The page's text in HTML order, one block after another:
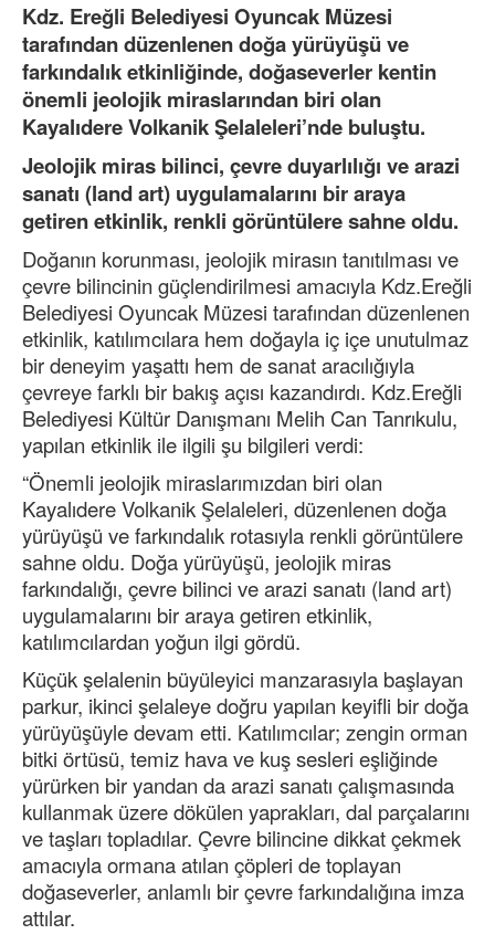
Kdz. Ereğli Belediyesi Oyuncak Müzesi
tarafından düzenlenen doğa yürüyüşü ve
farkındalık etkinliğinde, doğaseverler kentin
önemli jeolojik miraslarından biri olan
Kayalıdere Volkanik Şelaleleri’nde buluştu.
Jeolojik miras bilinci, çevre duyarlılığı ve arazi
sanatı (land art) uygulamalarını bir araya
getiren etkinlik, renkli görüntülere sahne oldu.
Doğanın korunması, jeolojik mirasın tanıtılması ve
çevre bilincinin güçlendirilmesi amacıyla Kdz.Ereğli
Belediyesi Oyuncak Müzesi tarafından düzenlenen
etkinlik, katılımcılara hem doğayla iç içe unutulmaz
bir deneyim yaşattı hem de sanat aracılığıyla
çevreye farklı bir bakış açısı kazandırdı. Kdz.Ereğli
Belediyesi Kültür Danışmanı Melih Can Tanrıkulu,
yapılan etkinlik ile ilgili şu bilgileri verdi:
“Önemli jeolojik miraslarımızdan biri olan
Kayalıdere Volkanik Şelaleleri, düzenlenen doğa
yürüyüşü ve farkındalık rotasıyla renkli görüntülere
sahne oldu. Doğa yürüyüşü, jeolojik miras
farkındalığı, çevre bilinci ve arazi sanatı (land art)
uygulamalarını bir araya getiren etkinlik,
katılımcılardan yoğun ilgi gördü.
Küçük şelalenin büyüleyici manzarasıyla başlayan
parkur, ikinci şelaleye doğru yapılan keyifli bir doğa
yürüyüşüyle devam etti. Katılımcılar; zengin orman
bitki örtüsü, temiz hava ve kuş sesleri eşliğinde
yürürken bir yandan da arazi sanatı çalışmasında
kullanmak üzere dökülen yaprakları, dal parçalarını
ve taşları topladılar. Çevre bilincine dikkat çekmek
amacıyla ormana atılan çöpleri de toplayan
doğaseverler, anlamlı bir çevre farkındalığına imza
attılar.